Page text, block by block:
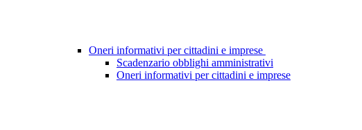
Oneri informativi per cittadini e imprese
Scadenzario obblighi amministrativi
Oneri informativi per cittadini e imprese